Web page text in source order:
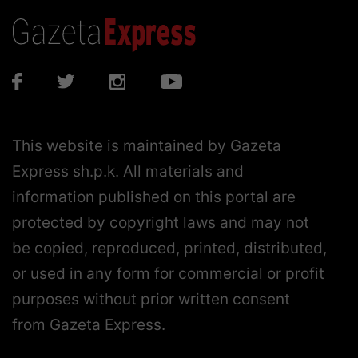
This website is maintained by Gazeta
Express sh.p.k. All materials and
information published on this portal are
protected by copyright laws and may not
be copied, reproduced, printed, distributed,
or used in any form for commercial or profit
purposes without prior written consent
from Gazeta Express.